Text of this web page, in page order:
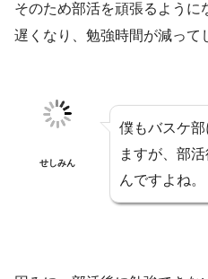
そのため部活を頑張るよう
遅くなり、勉強時間が減って
せしみん
僕もバスケ
ますが、部
んですよね。